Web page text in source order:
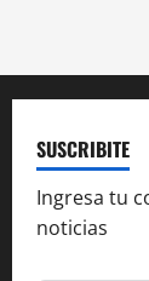
SUSCRIBITE
Ingresa tu
noticias